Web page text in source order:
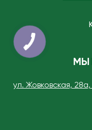
МЫ
ул. Жовковская,